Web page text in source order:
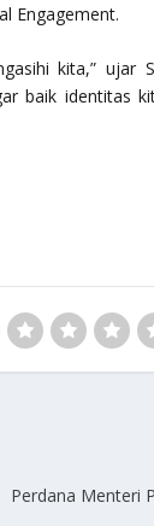
Engagement.
kita,” ujar
baik identitas
Perdana Menteri